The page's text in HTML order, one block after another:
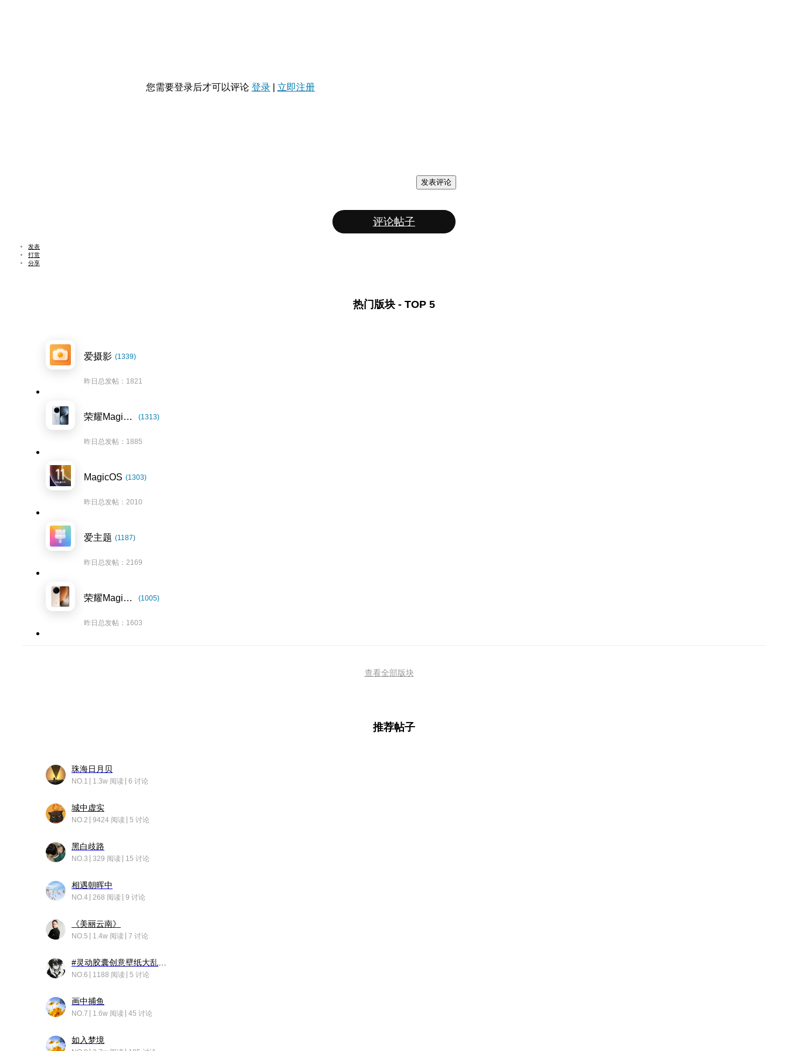
您需要登录后才可以评论 登录 立即注册
发表评论
评论帖子
发表
打赏
分享
热门版块 - TOP 5
爱摄影 (1339)
昨日总发帖：1821
荣耀Magic7系列 (1313)
昨日总发帖：1885
MagicOS (1303)
昨日总发帖：2010
爱主题 (1187)
昨日总发帖：2169
荣耀Magic8系列 (1005)
昨日总发帖：1603
查看全部版块
推荐帖子
珠海日月贝
NO.1 1.3w 阅读 6 讨论
城中虚实
NO.2 9424 阅读 5 讨论
黑白歧路
NO.3 329 阅读 15 讨论
相遇朝晖中
NO.4 268 阅读 9 讨论
《美丽云南》
NO.5 1.4w 阅读 7 讨论
NO.6 1188 阅读 5 讨论
画中捕鱼
NO.7 1.6w 阅读 45 讨论
如入梦境